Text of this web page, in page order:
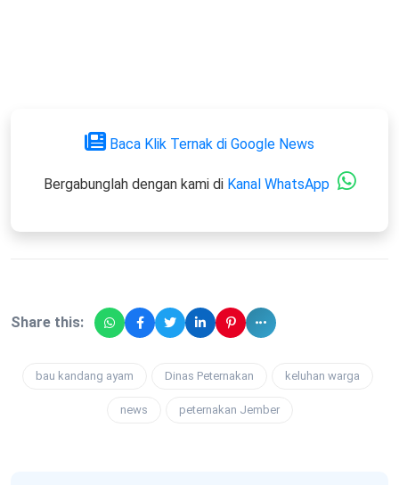
Baca Klik Ternak di Google News
Bergabunglah dengan kami di Kanal WhatsApp
Share this:
bau kandang ayam Dinas Peternakan keluhan warga
news peternakan Jember